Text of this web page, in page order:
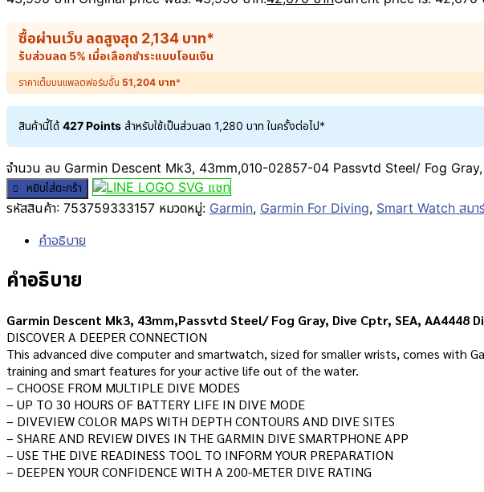
ซื้อผ่านเว็บ ลดสูงสุด 2,134 บาท*
รับส่วนลด 5% เมื่อเลือกชำระแบบโอนเงิน
ราคาเต็มบนแพลตฟอร์มอื่น 51,204 บาท*
สินค้านี้ได้ 427 Points สำหรับใช้เป็นส่วนลด 1,280 บาท ในครั้งต่อไป*
จำนวน ลบ Garmin Descent Mk3, 43mm,010-02857-04 Passvtd Steel/ Fog
หยิบใส่ตะกร้า
แชท
รหัสสินค้า: 753759333157 หมวดหมู่: Garmin, Garmin For Diving, Smart Watch สมา
คำอธิบาย
คำอธิบาย
Garmin Descent Mk3, 43mm,Passvtd Steel/ Fog Gray, Dive Cptr, SEA,
DISCOVER A DEEPER CONNECTION
This advanced dive computer and smartwatch, sized for smaller wrists, comes with
training and smart features for your active life out of the water.
– CHOOSE FROM MULTIPLE DIVE MODES
– UP TO 30 HOURS OF BATTERY LIFE IN DIVE MODE
– DIVEVIEW COLOR MAPS WITH DEPTH CONTOURS AND DIVE SITES
– SHARE AND REVIEW DIVES IN THE GARMIN DIVE SMARTPHONE APP
– USE THE DIVE READINESS TOOL TO INFORM YOUR PREPARATION
– DEEPEN YOUR CONFIDENCE WITH A 200-METER DIVE RATING